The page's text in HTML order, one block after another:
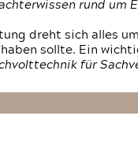
rund um
dreht sich alles
haben sollte. Ein
für